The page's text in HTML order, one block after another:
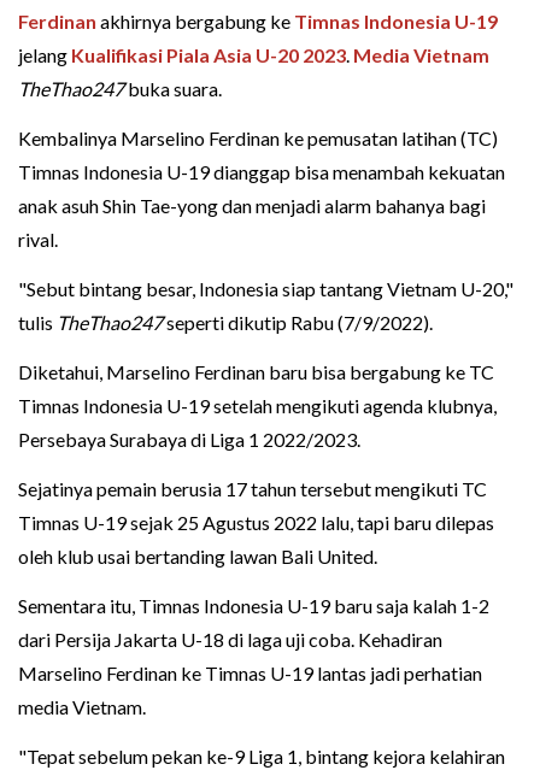
Ferdinan akhirnya bergabung ke Timnas Indonesia U-19
jelang Kualifikasi Piala Asia U-20 2023. Media Vietnam
TheThao247buka suara.
Kembalinya Marselino Ferdinan ke pemusatan latihan (TC)
Timnas Indonesia U-19 dianggap bisa menambah kekuatan
anak asuh Shin Tae-yong dan menjadi alarm bahanya bagi
rival.
"Sebut bintang besar, Indonesia siap tantang Vietnam U-20,"
tulis TheThao247seperti dikutip Rabu (7/9/2022).
Diketahui, Marselino Ferdinan baru bisa bergabung ke TC
Timnas Indonesia U-19 setelah mengikuti agenda klubnya,
Persebaya Surabaya di Liga 1 2022/2023.
Sejatinya pemain berusia 17 tahun tersebut mengikuti TC
Timnas U-19 sejak 25 Agustus 2022 lalu, tapi baru dilepas
oleh klub usai bertanding lawan Bali United.
Sementara itu, Timnas Indonesia U-19 baru saja kalah 1-2
dari Persija Jakarta U-18 di laga uji coba. Kehadiran
Marselino Ferdinan ke Timnas U-19 lantas jadi perhatian
media Vietnam.
"Tepat sebelum pekan ke-9 Liga 1, bintang kejora kelahiran